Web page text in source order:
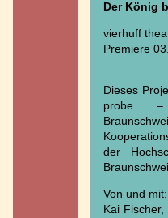
Der König
vierhuff
Premiere
Dieses
probe –
der
Von und mit:
Kai